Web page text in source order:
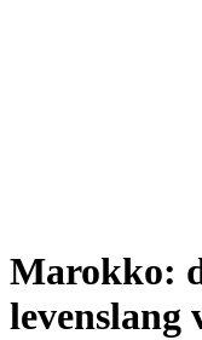
Marokko:
levenslang